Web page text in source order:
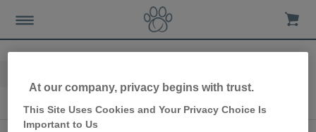
Le Sommeil du Chien
At our company, privacy begins with trust.
This Site Uses Cookies and Your Privacy Choice Is
Important to Us